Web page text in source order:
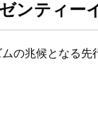
ンティー
の兆候となる